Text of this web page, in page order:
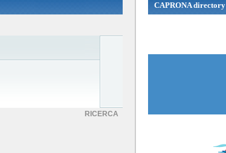
RICERCA
CAPRONA directory